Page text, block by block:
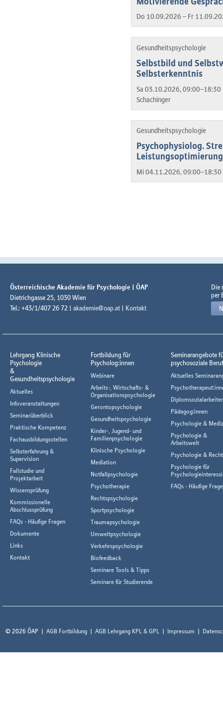
Do 10.09.2026 – Fr
Gesundheitspsychologie
Selbstbild und
Selbsterkenntnis
Sa 03.10.2026,
Schachinger
Gesundheitspsychologie
Psychophysiolog.
Leistungsoptimierung
Mi 04.11.2026,
Österreichische Akademie für Psychologie | ÖAP
Dietrichgasse 25, 1030 Wien
Tel.: +43/1/407 26 72 | akademie@oap.at | Kontakt
Die
per
Lehrgang Klinische
Psychologie
&
Gesundheitspsychologie
Aktuelles
Infoveranstaltungen
Seminarüberblick
Praktische Kompetenz
Fachausbildungsstellen
Selbsterfahrung &
Supervision
Fallstudie und
Projektarbeit
Wissensprüfung
Kommissionelle
Abschlussprüfung
FAQs - Häufige Fragen
Dokumente
Links
Kontakt
Fortbildung für
Psycholog:innen
Webinare
Arbeits-, Wirtschafts- &
Organisationspsychologie
Gerontopsychologie
Gesundheitspsychologie
Kinder-, Jugend- und
Familienpsychologie
Klinische Psychologie
Mediation
Notfallpsychologie
Psychotherapie
Rechtspsychologie
Sportpsychologie
Traumapsychologie
Umweltpsychologie
Verkehrspsychologie
Biofeedback
Seminare Tools & Tipps
Seminare für Studierende
Seminarangebote
psychosoziale
Aktuelles
Pädagog:innen
Psychologie &
Psychologie &
Arbeitswelt
Psychologie & Recht
Psychologie für
FAQs - Häufige
© 2026 ÖAP AGB Fortbildung AGB Lehrgang KPL & GPL Impressum